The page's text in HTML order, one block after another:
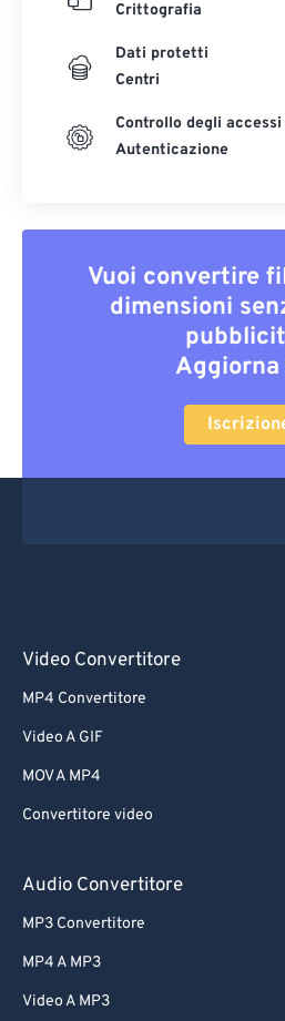
Crittografia
Dati protetti
Centri
Controllo degli accessi
Autenticazione
Vuoi convertire
dimensioni
Aggiorna
Video Convertitore
MP4 Convertitore
Video A GIF
MOV A MP4
Convertitore video
Audio Convertitore
MP3 Convertitore
MP4 A MP3
Video A MP3